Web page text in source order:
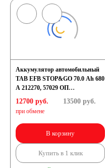
Аккумулятор автомобильный
TAB EFB STOP&GO 70.0 Ah 680
A 212270, 57029 ОП
(259x175x221) D26L
12700 руб.
при обмене
13500руб.
В корзину
Купить в 1 клик